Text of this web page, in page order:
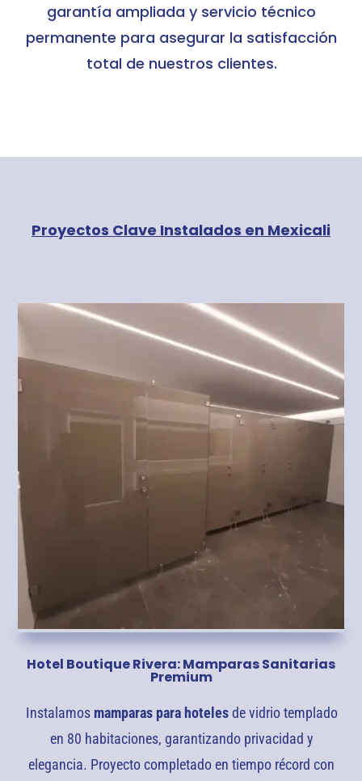
garantía ampliada y servicio técnico
permanente para asegurar la satisfacción
total de nuestros clientes.
Proyectos Clave Instalados en Mexicali
Hotel Boutique Rivera: Mamparas Sanitarias
Premium
Instalamos mamparas para hotelesde vidrio templado
en 80 habitaciones, garantizando privacidad y
elegancia. Proyecto completado en tiempo récord con